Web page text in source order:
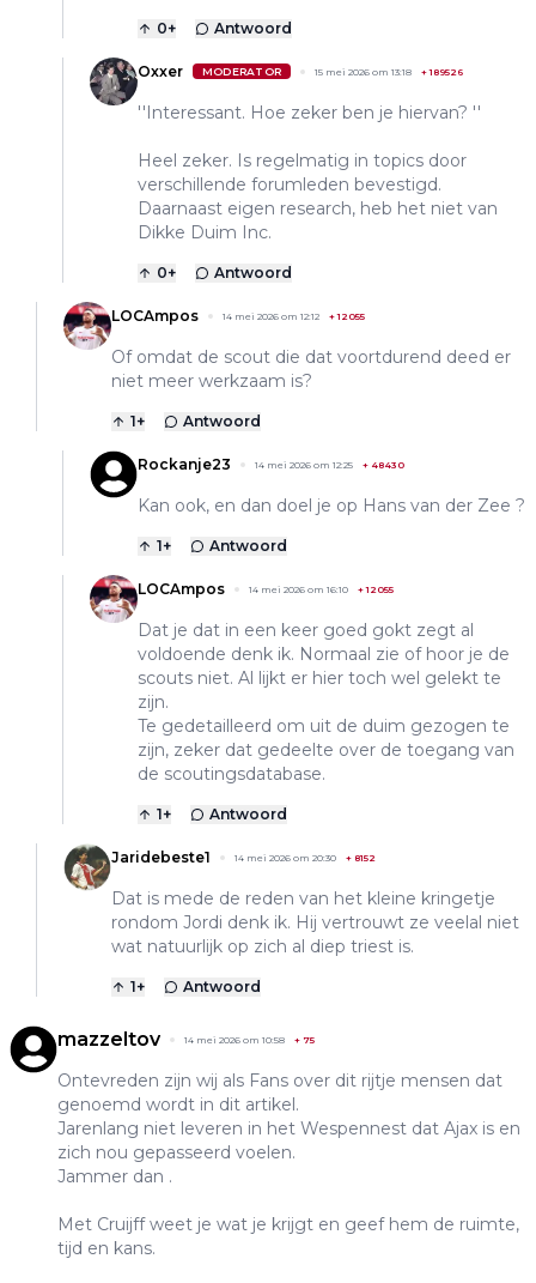
0+ Antwoord
Oxxer MODERATOR 15 mei 2026 om 13:18 +189526
''Interessant. Hoe zeker ben je hiervan? ''
Heel zeker. Is regelmatig in topics door
verschillende forumleden bevestigd.
Daarnaast eigen research, heb het niet van
Dikke Duim Inc.
0+ Antwoord
LOCAmpos 14 mei 2026 om 12:12 +12055
Of omdat de scout die dat voortdurend deed er
niet meer werkzaam is?
1+ Antwoord
Rockanje23 14 mei 2026 om 12:25 + 48430
Kan ook, en dan doel je op Hans van der Zee ?
1+ Antwoord
LOCAmpos 14 mei 2026 om 16:10 +12055
Dat je dat in een keer goed gokt zegt al
voldoende denk ik. Normaal zie of hoor je de
scouts niet. Al lijkt er hier toch wel gelekt te
zijn.
Te gedetailleerd om uit de duim gezogen te
zijn, zeker dat gedeelte over de toegang van
de scoutingsdatabase.
1+ Antwoord
Jaridebeste1 14 mei 2026 om 20:30 + 8152
Dat is mede de reden van het kleine kringetje
rondom Jordi denk ik. Hij vertrouwt ze veelal niet
wat natuurlijk op zich al diep triest is.
1+ Antwoord
mazzeltov 14 mei 2026 om 10:58 + 75
Ontevreden zijn wij als Fans over dit rijtje mensen dat
genoemd wordt in dit artikel.
Jarenlang niet leveren in het Wespennest dat Ajax is en
zich nou gepasseerd voelen.
Jammer dan .
Met Cruijff weet je wat je krijgt en geef hem de ruimte,
tijd en kans.